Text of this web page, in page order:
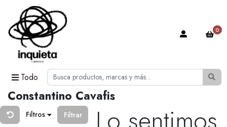
Todo
0
Constantino Cavafis
Filtros Filtrar